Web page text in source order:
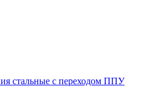
стальные с переходом ППУ